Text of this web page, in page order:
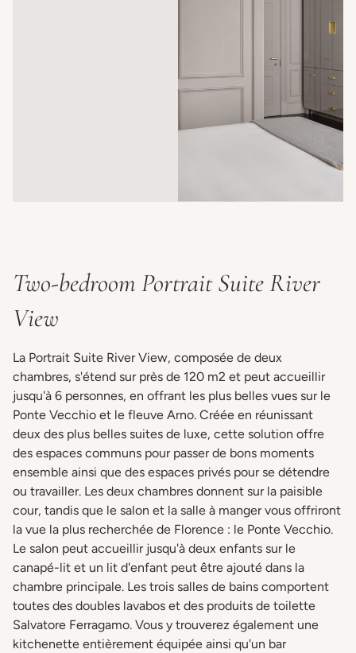
Two-bedroom Portrait Suite River
View
La Portrait Suite River View, composée de deux
chambres, s'étend sur près de 120 m2 et peut accueillir
jusqu'à 6 personnes, en offrant les plus belles vues sur le
Ponte Vecchio et le fleuve Arno. Créée en réunissant
deux des plus belles suites de luxe, cette solution offre
des espaces communs pour passer de bons moments
ensemble ainsi que des espaces privés pour se détendre
ou travailler. Les deux chambres donnent sur la paisible
cour, tandis que le salon et la salle à manger vous offriront
la vue la plus recherchée de Florence : le Ponte Vecchio.
Le salon peut accueillir jusqu'à deux enfants sur le
canapé-lit et un lit d'enfant peut être ajouté dans la
chambre principale. Les trois salles de bains comportent
toutes des doubles lavabos et des produits de toilette
Salvatore Ferragamo. Vous y trouverez également une
kitchenette entièrement équipée ainsi qu'un bar